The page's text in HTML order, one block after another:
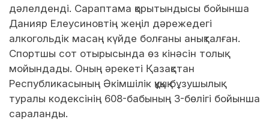
дәлелденді. Сараптама қорытындысы бойынша
Данияр Елеусиновтің жеңіл дәрежедегі
алкогольдік масаң күйде болғаны анықталған.
Спортшы сот отырысында өз кінәсін толық
мойындады. Оның әрекеті Қазақстан
Республикасының Әкімшілік құқық бұзушылық
туралы кодексінің 608-бабының 3-бөлігі бойынша
сараланды.